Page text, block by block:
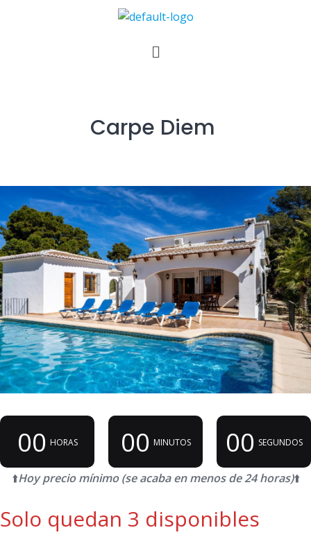
Carpe Diem
00 HORAS 00 MINUTOS 00 SEGUNDOS
⬆️Hoy precio mínimo (se acaba en menos de 24 horas)⬆️
Solo quedan 3 disponibles